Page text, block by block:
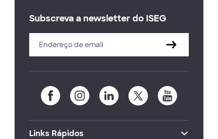
Subscreva a newsletter do ISEG
Links Rápidos